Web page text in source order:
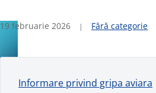
19 februarie 2026 Fără categorie
Informare privind gripa aviara